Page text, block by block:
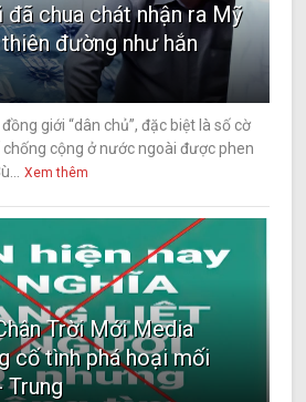
đã chua chát nhận ra Mỹ
đường như hắn
giới “dân chủ”, đặc biệt là số cờ
cộng ở nước ngoài được phen
Xem thêm
Trời Mới Media
cố tình phá hoại mối
Trung